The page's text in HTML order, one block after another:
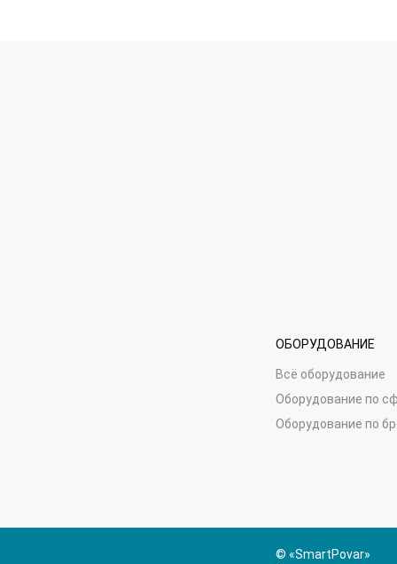
ОБОРУДОВАНИЕ
Всё оборудование
Оборудование по
Оборудование по
© «SmartPovar»